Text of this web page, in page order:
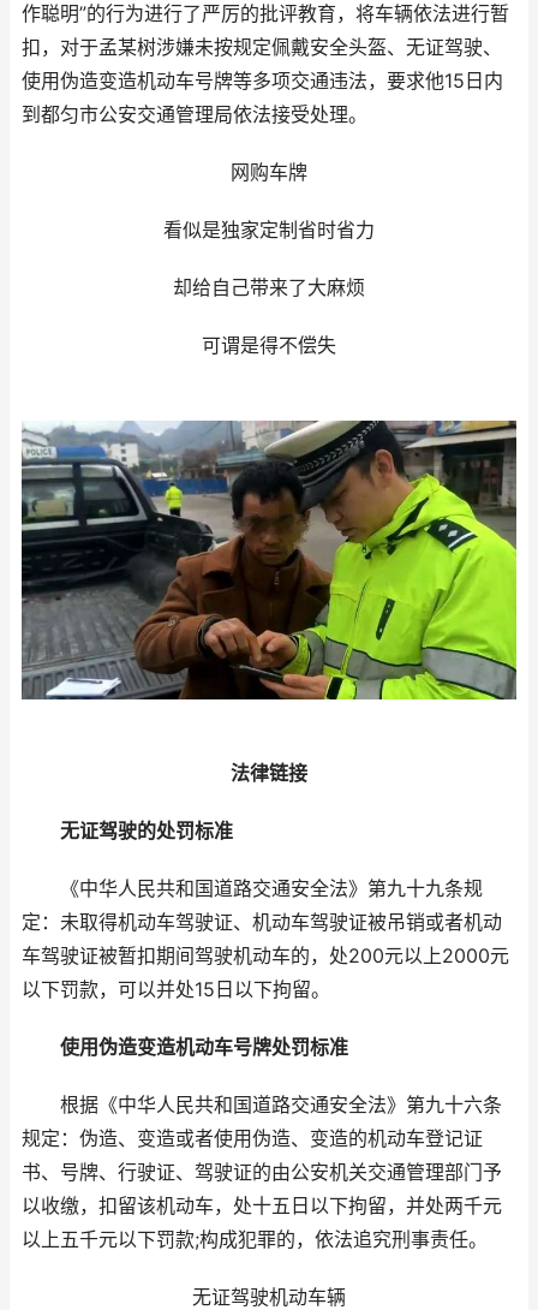
作聪明”的行为进行了严厉的批评教育，将车辆依法进行暂
扣，对于孟某树涉嫌未按规定佩戴安全头盔、无证驾驶、
使用伪造变造机动车号牌等多项交通违法，要求他15日内
到都匀市公安交通管理局依法接受处理。
网购车牌
看似是独家定制省时省力
却给自己带来了大麻烦
可谓是得不偿失
法律链接
无证驾驶的处罚标准
《中华人民共和国道路交通安全法》第九十九条规
定：未取得机动车驾驶证、机动车驾驶证被吊销或者机动
车驾驶证被暂扣期间驾驶机动车的，处200元以上2000元
以下罚款，可以并处15日以下拘留。
使用伪造变造机动车号牌处罚标准
根据《中华人民共和国道路交通安全法》第九十六条
规定：伪造、变造或者使用伪造、变造的机动车登记证
书、号牌、行驶证、驾驶证的由公安机关交通管理部门予
以收缴，扣留该机动车，处十五日以下拘留，并处两千元
以上五千元以下罚款;构成犯罪的，依法追究刑事责任。
无证驾驶机动车辆